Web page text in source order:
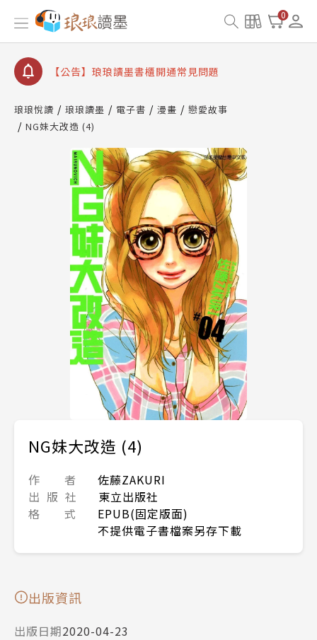
0
查詢
【公告】琅琅讀墨數位閱讀資產合併與書櫃開通申請
【公告】琅琅讀墨書櫃開通常見問題
請圖文教學
【公告】琅琅書店服務升級重要說明及資產合併結果
查詢
【公告】琅琅讀墨數位閱讀資產合併與書櫃開通申請
琅琅悅讀 琅琅讀墨 電子書 漫畫
戀愛故事
NG妹大改造 (4)
NG妹大改造 (4)
作 者
佐藤ZAKURI
出 版 社
東立出版社
格 式
EPUB(固定版面)
不提供電子書檔案另存下載
出版資訊
出版日期2020-04-23